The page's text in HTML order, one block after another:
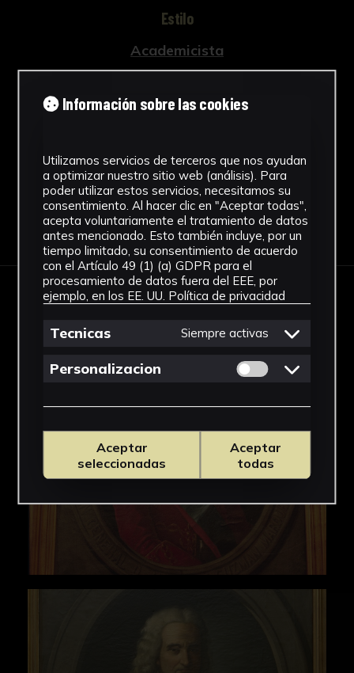
Estilo
Academicista
Lienzo
Descargar Ficha
IMÁGENES
Información sobre las cookies
Utilizamos servicios de terceros que nos ayudan
a optimizar nuestro sitio web (análisis). Para
poder utilizar estos servicios, necesitamos su
consentimiento. Al hacer clic en "Aceptar todas",
acepta voluntariamente el tratamiento de datos
antes mencionado. Esto también incluye, por un
tiempo limitado, su consentimiento de acuerdo
con el Artículo 49 (1) (a) GDPR para el
procesamiento de datos fuera del EEE, por
ejemplo, en los EE. UU. Política de privacidad
Tecnicas Siempre activas
Personalizacion Permitir cookies
Aceptar
seleccionadas
Aceptar
todas